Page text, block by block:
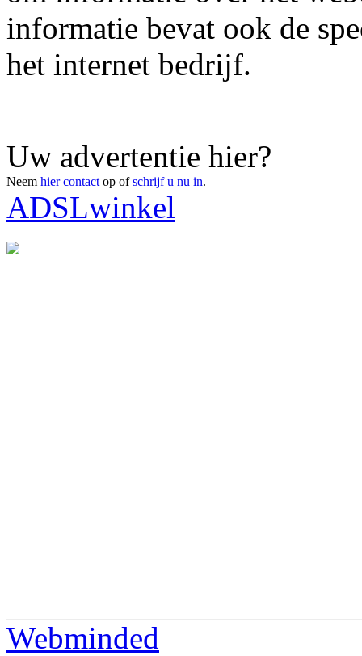
informatie bevat ook de
het internet bedrijf.
Uw advertentie hier?
Neem hier contact op ofschrijf u nu in.
ADSLwinkel
Webminded